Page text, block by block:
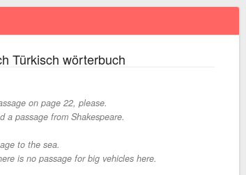
Türkisch wörterbuch
on page 22, please.
a passage from Shakespeare.
to the sea.
is no passage for big vehicles here.